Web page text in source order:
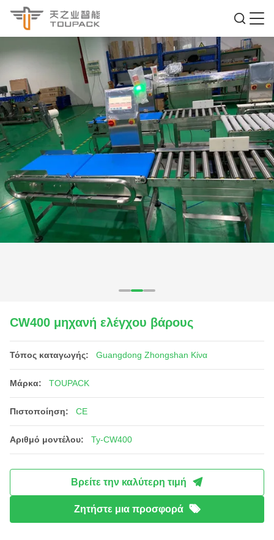
CW400 μηχανή ελέγχου βάρους
Τόπος καταγωγής: Guangdong Zhongshan Κίνα
Μάρκα: TOUPACK
Πιστοποίηση: CE
Αριθμό μοντέλου: Ty-CW400
Βρείτε την καλύτερη τιμή
Ζητήστε μια προσφορά